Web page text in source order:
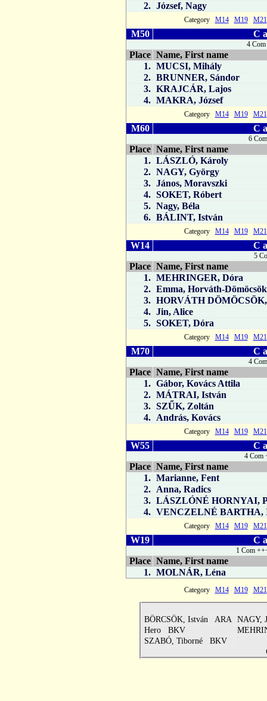
2. József, Nagy
Category M14 M19 M21
M50 C
4
Place Name, First name
1. MUCSI, Mihály
2. BRUNNER, Sándor
3. KRAJCÁR, Lajos
4. MAKRA, József
Category M14 M19 M21
M60 C
6
Place Name, First name
1. LÁSZLÓ, Károly
2. NAGY, György
3. János, Moravszki
4. SOKET, Róbert
5. Nagy, Béla
6. BÁLINT, István
Category M14 M19 M21
W14 C
5
Place Name, First name
1. MEHRINGER, Dóra
2. Emma, Horváth-Dömöcsök
3. HORVÁTH
4. Jin, Alice
5. SOKET, Dóra
Category M14 M19 M21
M70 C
4
Place Name, First name
1. Gábor, Kovács Attila
2. MÁTRAI, István
3. SZŰK, Zoltán
4. András, Kovács
Category M14 M19 M21
W55 C
4 Com
Place Name, First name
1. Marianne, Fent
2. Anna, Radics
3. LÁSZLÓNÉ HORNYAI,
4. VENCZELNÉ BARTHA,
Category M14 M19 M21
W19 C
1 Com
Place Name, First name
1. MOLNÁR, Léna
Category M14 M19 M21
BÖRCSÖK, István ARA
NAGY,
Hero BKV
SZABÓ, Tiborné BKV